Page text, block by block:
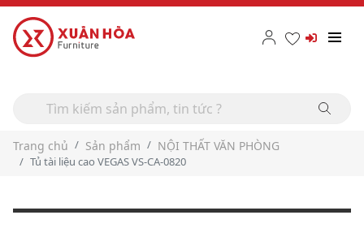
Trang chủ Sản phẩm NỘI THẤT VĂN PHÒNG
Tủ tài liệu cao VEGAS VS-CA-0820